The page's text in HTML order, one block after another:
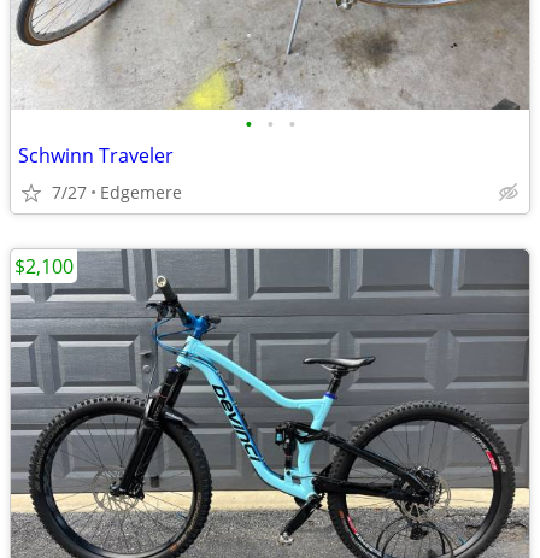
• • •
Schwinn Traveler
7/27 Edgemere
$2,100